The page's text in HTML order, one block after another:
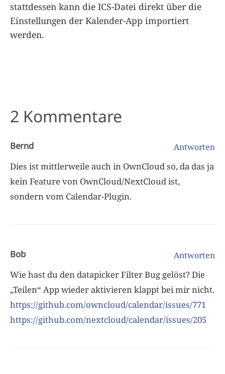
stattdessen kann die ICS-Datei direkt über die
Einstellungen der Kalender-App importiert
werden.
2 Kommentare
Bernd Antworten
Dies ist mittlerweile auch in OwnCloud so, da das ja
kein Feature von OwnCloud/NextCloud ist,
sondern vom Calendar-Plugin.
Bob Antworten
Wie hast du den datapicker Filter Bug gelöst? Die
„Teilen“ App wieder aktivieren klappt bei mir nicht.
https://github.com/owncloud/calendar/issues/771
https://github.com/nextcloud/calendar/issues/205